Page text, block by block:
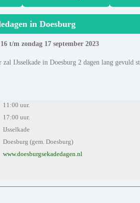
in Doesburg
t/m zondag 17 september 2023
zal IJsselkade in Doesburg 2 dagen lang gevuld
11:00 uur.
17:00 uur.
IJsselkade
Doesburg (gem. Doesburg)
www.doesburgsekadedagen.nl